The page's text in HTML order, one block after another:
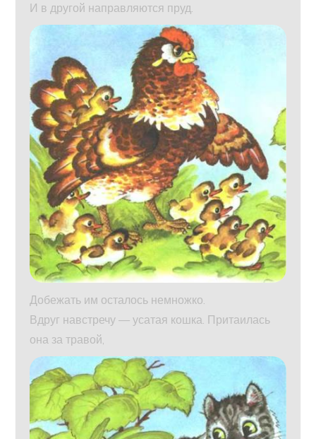
И в другой направляются пруд.
Добежать им осталось немножко.
Вдруг навстречу — усатая кошка. Притаилась
она за травой,